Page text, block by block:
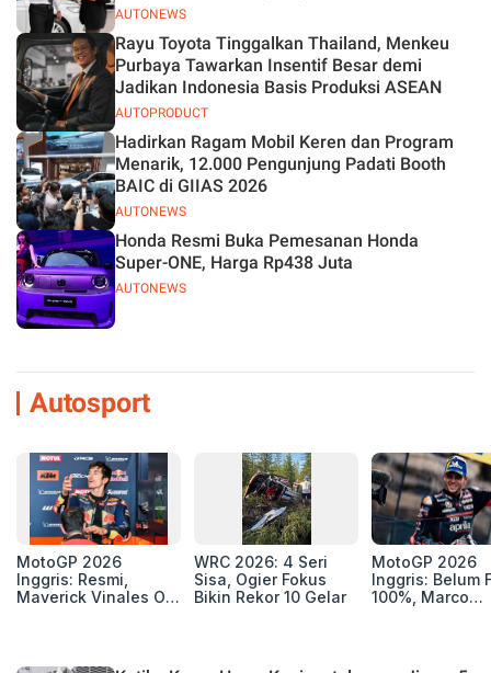
AUTONEWS
AUTOPRODUCT
Rayu Toyota Tinggalkan Thailand, Menkeu
Purbaya Tawarkan Insentif Besar demi
Jadikan Indonesia Basis Produksi ASEAN
AUTONEWS
Hadirkan Ragam Mobil Keren dan Program
Menarik, 12.000 Pengunjung Padati Booth
BAIC di GIIAS 2026
AUTONEWS
Honda Resmi Buka Pemesanan Honda
Super-ONE, Harga Rp438 Juta
Autosport
MotoGP 2026
Inggris: Resmi,
Maverick Vinales Out
Selanjutnya Belum
WRC 2026: 4 Seri
Sisa, Ogier Fokus
Bikin Rekor 10 Gelar
MotoGP 2026
Inggris: Belum
100%, Marco